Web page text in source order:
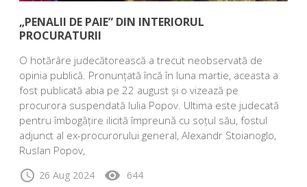
„PENALII DE PAIE” DIN INTERIORUL
PROCURATURII
O hotărâre judecătorească a trecut neobservată de
opinia publică. Pronunțată încă în luna martie, aceasta a
fost publicată abia pe 22 august și o vizează pe
procurora suspendată Iulia Popov. Ultima este judecată
pentru îmbogățire ilicită împreună cu soțul său, fostul
adjunct al ex-procurorului general, Alexandr Stoianoglo,
Ruslan Popov,
schedule 26 Aug 2024 visibility 644